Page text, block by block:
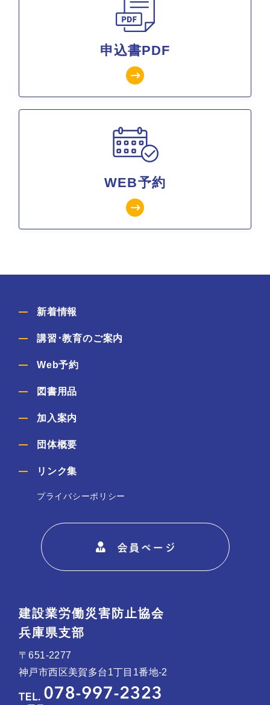
申込書PDF
WEB予約
新着情報
講習･教育のご案内
Web予約
図書用品
加入案内
団体概要
リンク集
プライバシーポリシー
建設業労働災害防止協会
兵庫県支部
〒651-2277
神戸市西区美賀多台1丁目1番地-2